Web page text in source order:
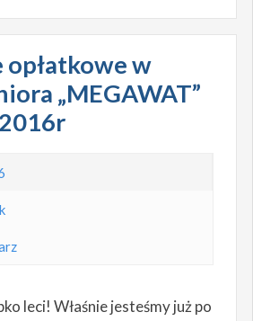
w
„MEGAWAT”
leci! Właśnie jesteśmy już po